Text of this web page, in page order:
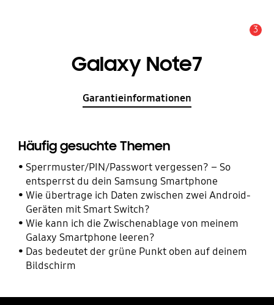
3
Galaxy Note7
Garantieinformationen
Häufig gesuchte Themen
Sperrmuster/PIN/Passwort vergessen? – So
entsperrst du dein Samsung Smartphone
Wie übertrage ich Daten zwischen zwei Android-
Geräten mit Smart Switch?
Wie kann ich die Zwischenablage von meinem
Galaxy Smartphone leeren?
Das bedeutet der grüne Punkt oben auf deinem
Bildschirm